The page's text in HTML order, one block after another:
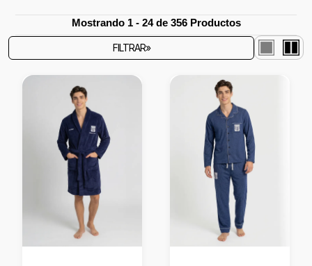
Mostrando 1 - 24 de 356 Productos
FILTRAR»